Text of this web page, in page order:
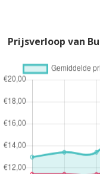
Prijsverloop van